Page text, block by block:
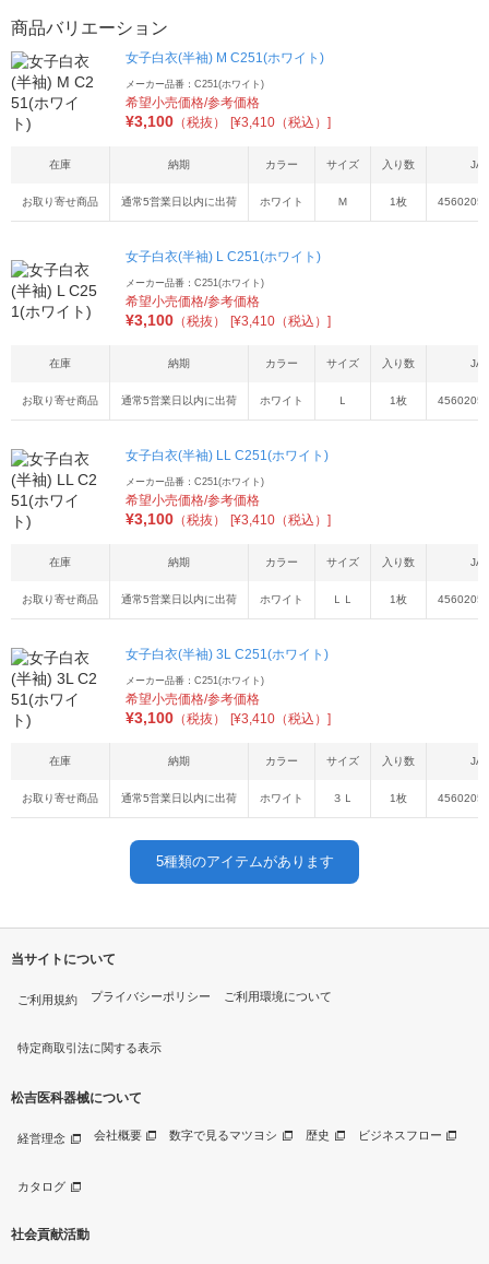
商品バリエーション
女子白衣(半袖) M C251(ホワイト)
メーカー品番：C251(ホワイト)
希望小売価格/参考価格
¥3,100 （税抜） [¥3,410（税込）]
在庫 納期 カラー サイズ 入り数
お取り寄せ商品 通常5営業日以内に出荷 ホワイト Ｍ 1枚
女子白衣(半袖) L C251(ホワイト)
メーカー品番：C251(ホワイト)
希望小売価格/参考価格
¥3,100 （税抜） [¥3,410（税込）]
在庫 納期 カラー サイズ 入り数
お取り寄せ商品 通常5営業日以内に出荷 ホワイト Ｌ 1枚
女子白衣(半袖) LL C251(ホワイト)
メーカー品番：C251(ホワイト)
希望小売価格/参考価格
¥3,100 （税抜） [¥3,410（税込）]
在庫 納期 カラー サイズ 入り数
お取り寄せ商品 通常5営業日以内に出荷 ホワイト ＬＬ 1枚
女子白衣(半袖) 3L C251(ホワイト)
メーカー品番：C251(ホワイト)
希望小売価格/参考価格
¥3,100 （税抜） [¥3,410（税込）]
在庫 納期 カラー サイズ 入り数
お取り寄せ商品 通常5営業日以内に出荷 ホワイト ３Ｌ 1枚
5種類のアイテムがあります
当サイトについて
ご利用規約 プライバシーポリシー ご利用環境について
特定商取引法に関する表示
松吉医科器械について
経営理念 会社概要 数字で見るマツヨシ 歴史 ビジネスフロー
カタログ
社会貢献活動